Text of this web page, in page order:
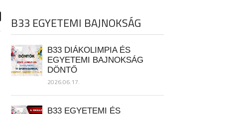
B33 EGYETEMI BAJNOKSÁG
B33 DIÁKOLIMPIA ÉS
EGYETEMI BAJNOKSÁG
DÖNTŐ
2026.06.17.
B33 EGYETEMI ÉS